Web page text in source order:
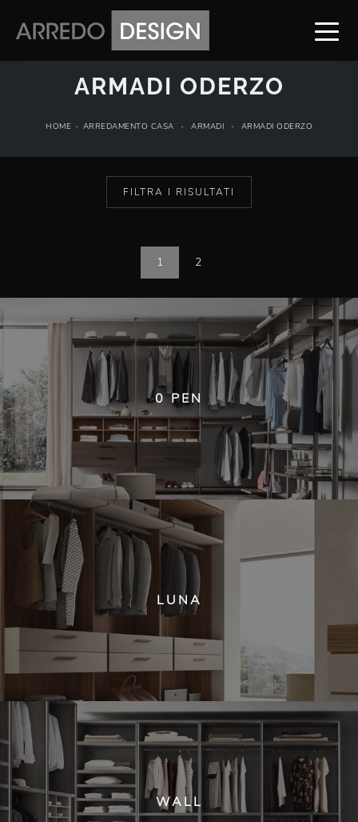
ARMADI ODERZO
HOME - ARREDAMENTO CASA - ARMADI - ARMADI ODERZO
FILTRA I RISULTATI
1 2
0 PEN
LUNA
WALL